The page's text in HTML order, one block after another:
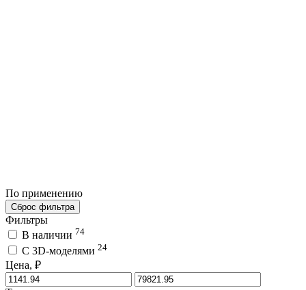
По применению
Сброс фильтра
Фильтры
В наличии 74
C 3D-моделями 24
Цена, ₽